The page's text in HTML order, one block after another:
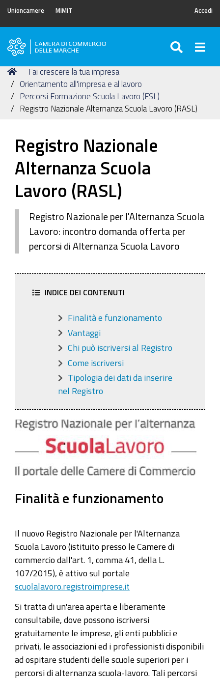
Unioncamere MIMIT Accedi
Camera
Commercio
delle
Marche
Tu
sei
qui:
Home
Fai crescere la tua impresa
Orientamento all'impresa e al lavoro
Percorsi Formazione Scuola Lavoro (FSL)
Registro Nazionale Alternanza Scuola Lavoro (RASL)
Registro Nazionale
Alternanza Scuola
Lavoro (RASL)
Registro Nazionale per l'Alternanza Scuola
Lavoro: incontro domanda offerta per
percorsi di Alternanza Scuola Lavoro
INDICE DEI CONTENUTI
Finalità e funzionamento
Vantaggi
Chi può iscriversi al Registro
Come iscriversi
Tipologia dei dati da inserire
nel Registro
Finalità e funzionamento
Il nuovo Registro Nazionale per l'Alternanza
Scuola Lavoro (istituito presso le Camere di
commercio dall'art. 1, comma 41, della L.
107/2015), è attivo sul portale
scuolalavoro.registroimprese.it
Si tratta di un'area aperta e liberamente
consultabile, dove possono iscriversi
gratuitamente le imprese, gli enti pubblici e
privati, le associazioni ed i professionisti disponibili
ad ospitare studenti delle scuole superiori per i
percorsi di alternanza scuola-lavoro. Tali percorsi